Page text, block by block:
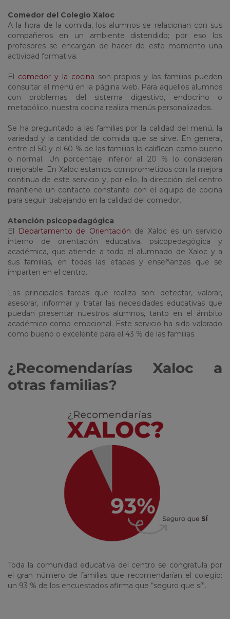
Comedor del Colegio Xaloc
A la hora de la comida, los alumnos se relacionan con sus
compañeros en un ambiente distendido; por eso los
profesores se encargan de hacer de este momento una
actividad formativa.
El comedor y la cocina son propios y las familias pueden
consultar el menú en la página web. Para aquellos alumnos
con problemas del sistema digestivo, endocrino o
metabólico, nuestra cocina realiza menús personalizados.
Se ha preguntado a las familias por la calidad del menú, la
variedad y la cantidad de comida que se sirve. En general,
entre el 50 y el 60 % de las familias lo califican como bueno
o normal. Un porcentaje inferior al 20 % lo consideran
mejorable. En Xaloc estamos comprometidos con la mejora
continua de este servicio y, por ello, la dirección del centro
mantiene un contacto constante con el equipo de cocina
para seguir trabajando en la calidad del comedor.
Atención psicopedagógica
El
Departamento de Orientación de Xaloc es un servicio
interno de orientación educativa, psicopedagógica y
académica, que atiende a todo el alumnado de Xaloc y a
sus familias, en todas las etapas y enseñanzas que se
imparten en el centro.
Las principales tareas que realiza son: detectar, valorar,
asesorar, informar y tratar las necesidades educativas que
puedan presentar nuestros alumnos, tanto en el ámbito
académico como emocional. Este servicio ha sido valorado
como bueno o excelente para el 43 % de las familias.
¿Recomendarías Xaloc a
otras familias?
Toda la comunidad educativa del centro se congratula por
el gran número de familias que recomendarían el colegio:
un 93 % de los encuestados afirma que “seguro que sí”.